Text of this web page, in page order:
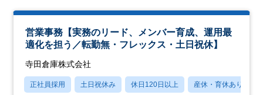
営業事務【実務のリード、メンバー育成、運用最
適化を担う／転勤無・フレックス・土日祝休】
寺田倉庫株式会社
正社員採用 土日祝休み 休日120日以上 産休・育休あり